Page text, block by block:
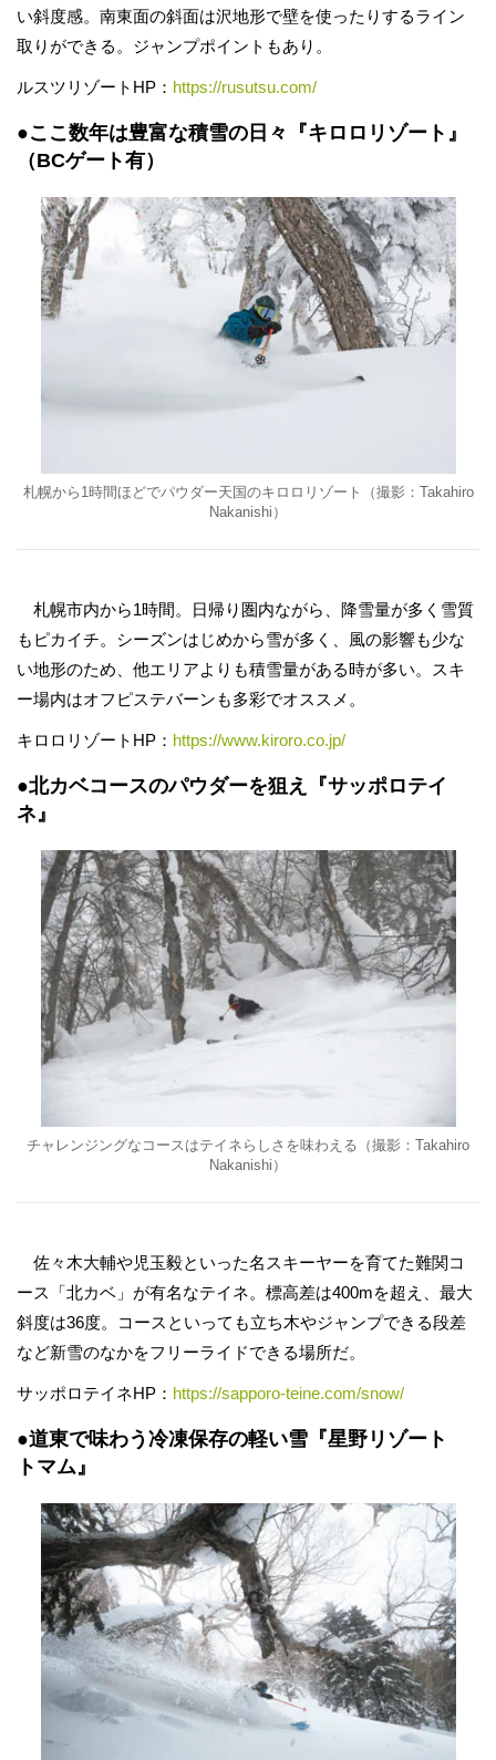
い斜度感。南東面の斜面は沢地形で壁を使ったりするライン
取りができる。ジャンプポイントもあり。
ルスツリゾートHP： https://rusutsu.com/
●ここ数年は豊富な積雪の日々『キロロリゾート』
（BCゲート有）
札幌から1時間ほどでパウダー天国のキロロリゾート（撮影：Takahiro
Nakanishi）
札幌市内から1時間。日帰り圏内ながら、降雪量が多く雪質
もピカイチ。シーズンはじめから雪が多く、風の影響も少な
い地形のため、他エリアよりも積雪量がある時が多い。スキ
ー場内はオフピステバーンも多彩でオススメ。
キロロリゾートHP： https://www.kiroro.co.jp/
●北カベコースのパウダーを狙え『サッポロテイ
ネ』
チャレンジングなコースはテイネらしさを味わえる（撮影：Takahiro
Nakanishi）
佐々木大輔や児玉毅といった名スキーヤーを育てた難関コ
ース「北カベ」が有名なテイネ。標高差は400mを超え、最大
斜度は36度。コースといっても立ち木やジャンプできる段差
など新雪のなかをフリーライドできる場所だ。
サッポロテイネHP： https://sapporo-teine.com/snow/
●道東で味わう冷凍保存の軽い雪『星野リゾート
トマム』